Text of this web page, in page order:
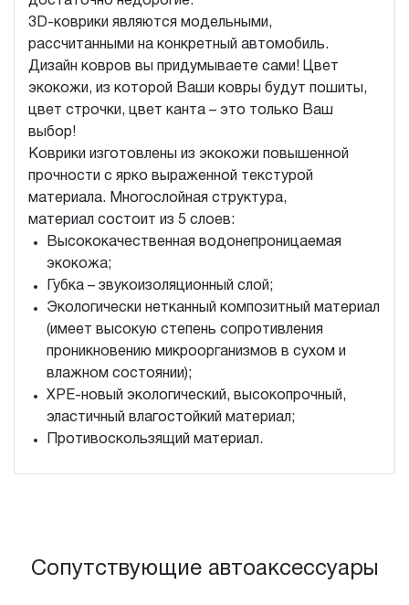
3D-коврики являются модельными,
рассчитанными на конкретный автомобиль.
Дизайн ковров вы придумываете сами! Цвет
экокожи, из которой Ваши ковры будут пошиты,
цвет строчки, цвет канта – это только Ваш
выбор!
Коврики изготовлены из экокожи повышенной
прочности с ярко выраженной текстурой
материала. Многослойная структура,
материал состоит из 5 слоев:
Высококачественная водонепроницаемая
экокожа;
Губка – звукоизоляционный слой;
Экологически нетканный композитный материал
(имеет высокую степень сопротивления
проникновению микроорганизмов в сухом и
влажном состоянии);
XPE-новый экологический, высокопрочный,
эластичный влагостойкий материал;
Противоскользящий материал.
Сопутствующие автоаксессуары